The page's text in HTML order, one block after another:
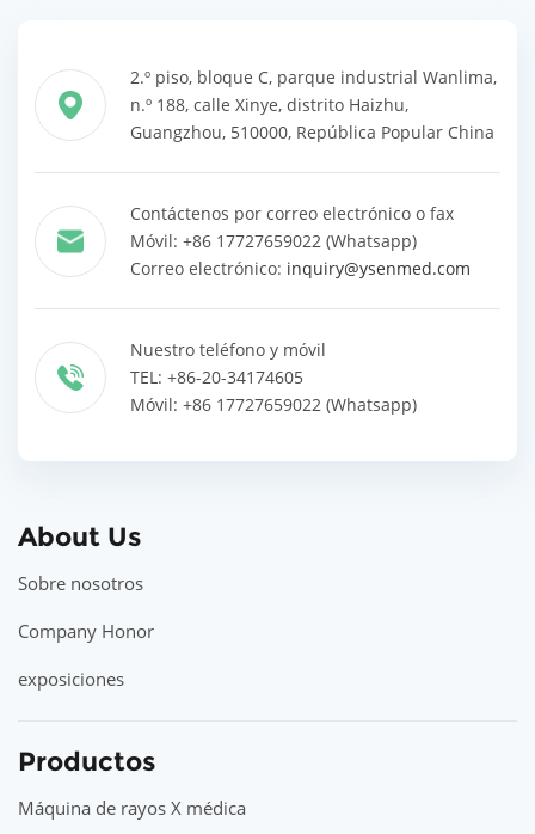
2.º piso, bloque C, parque industrial Wanlima,
n.º 188, calle Xinye, distrito Haizhu,
Guangzhou, 510000, República Popular China
Contáctenos por correo electrónico o fax
Móvil: +86 17727659022 (Whatsapp)
Correo electrónico: inquiry@ysenmed.com
Nuestro teléfono y móvil
TEL: +86-20-34174605
Móvil: +86 17727659022 (Whatsapp)
About Us
Sobre nosotros
Company Honor
exposiciones
Productos
Máquina de rayos X médica